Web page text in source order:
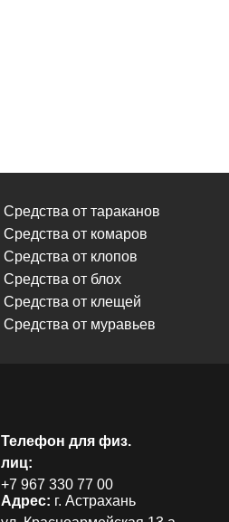
Телефон для физ.
лиц:
+7 967 330 77 00
Адрес: г. Астрахань
Средства от муравьев
Средства от клещей
Средства от блох
Средства от клопов
Средства от комаров
Средства от тараканов